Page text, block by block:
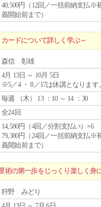
40,500円（12回／一括前納支払※
義開始前まで）
ードについて詳しく学ぶ～
森信 彰雄
4月 13日 ～ 10月 5日
※5／4 ・ 8／17は休講となります
毎週 （木） 13 ：10 ～ 14 ：30
全24回
14,580円（4回／分割支払い）×6
79,380円（24回／一括前納支払※
義開始前まで）
の第一歩をじっくり楽しく身
狩野 みどり